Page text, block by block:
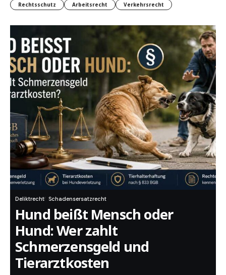
Rechtsschutz
Arbeitsrecht Verkehrsrecht
Deliktrecht Schadensersatzrecht
Hund beißt Mensch oder
Hund: Wer zahlt
Schmerzensgeld und
Tierarztkosten